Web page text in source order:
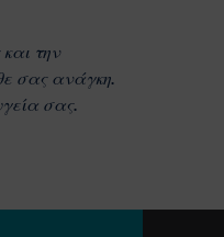
την
σας ανάγκη.
σας.